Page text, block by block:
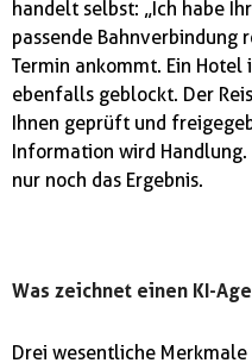
handelt selbst: „Ich habe
passende Bahnverbindung
Termin ankommt. Ein Hotel
ebenfalls geblockt. Der
Ihnen geprüft und
Information wird
nur noch das Ergebnis.
Was zeichnet einen KI-
Drei wesentliche